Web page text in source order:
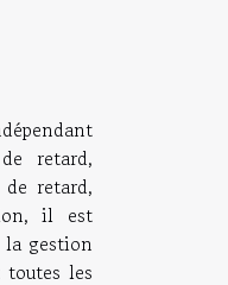
retard,
retard,
il est
gestion
toutes les